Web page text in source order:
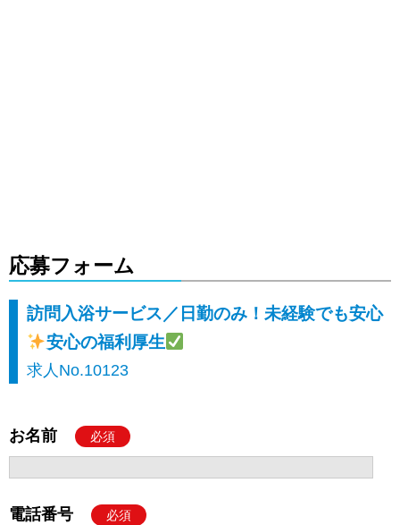
応募フォーム
訪問入浴サービス／日勤のみ！未経験でも安心
安心の福利厚生
求人No.10123
お名前 必須
電話番号 必須